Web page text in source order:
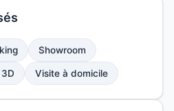
Showroom
Visite à domicile